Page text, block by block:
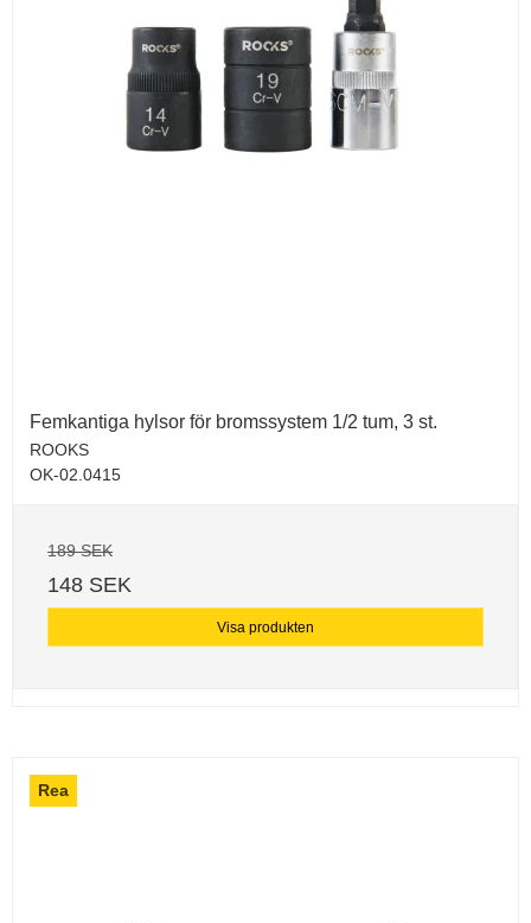
Femkantiga hylsor för bromssystem 1/2 tum, 3 st.
ROOKS
OK-02.0415
189 SEK
148 SEK
Visa produkten
Rea